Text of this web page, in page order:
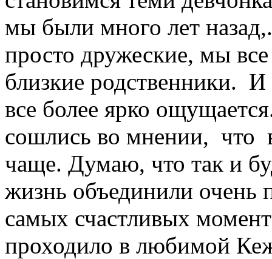
мы были много лет
просто дружеские, мы
близкие родственники. И
все более ярко
сошлись во мнении, что
чаще. Думаю, что так и
жизнь объединили очень
самых счастливых
проходило в любимой